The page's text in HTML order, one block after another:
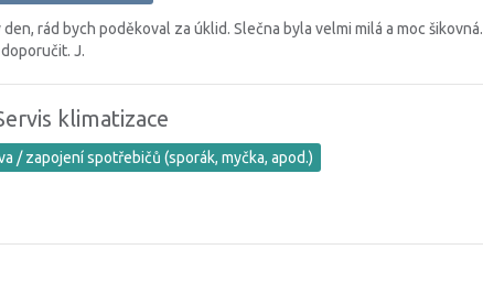
rád bych poděkoval za úklid. Slečna byla velmi milá a moc
J.
klimatizace
/ zapojení spotřebičů (sporák, myčka, apod.)